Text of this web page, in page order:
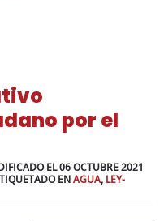
por el
EL 06 OCTUBRE 2021
ENAGUA, LEY-